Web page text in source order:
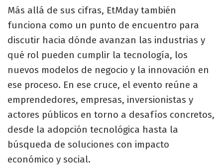
Más allá de sus cifras, EtMday también
funciona como un punto de encuentro para
discutir hacia dónde avanzan las industrias y
qué rol pueden cumplir la tecnología, los
nuevos modelos de negocio y la innovación en
ese proceso. En ese cruce, el evento reúne a
emprendedores, empresas, inversionistas y
actores públicos en torno a desafíos concretos,
desde la adopción tecnológica hasta la
búsqueda de soluciones con impacto
económico y social.